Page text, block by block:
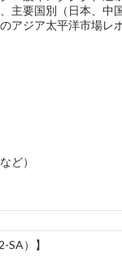
主要国別（日本、中
アジア太平洋市場レ
ど）
SA）】